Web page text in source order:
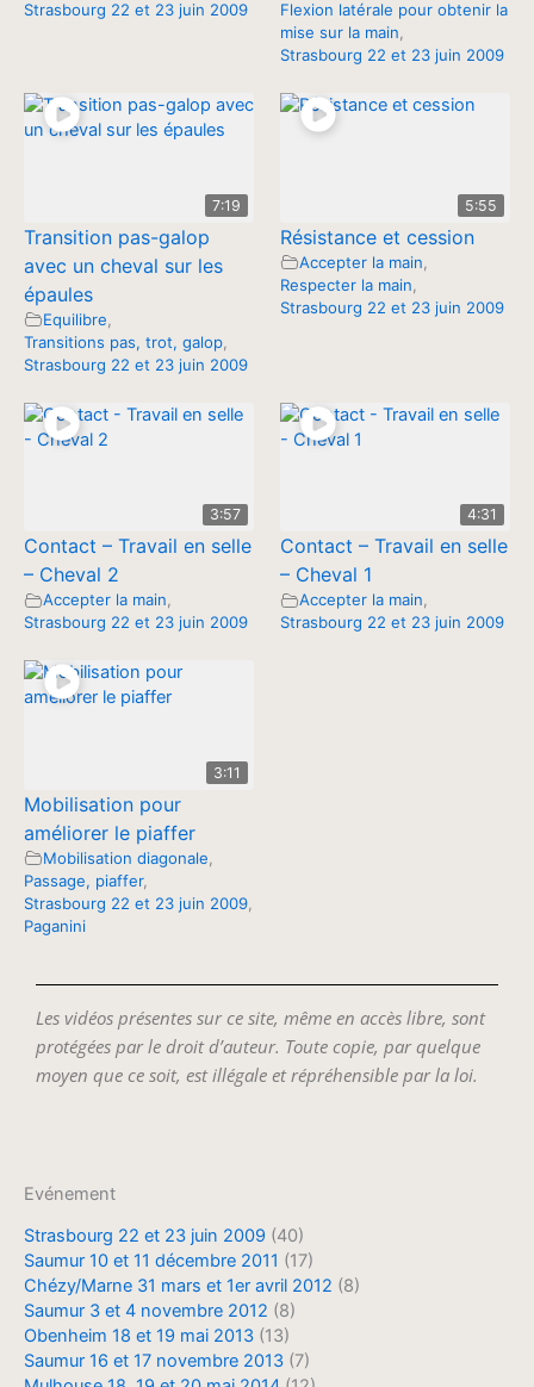
Evénement
Strasbourg 22 et 23 juin 2009 (40)
Saumur 10 et 11 décembre 2011 (17)
Chézy/Marne 31 mars et 1er avril 2012 (8)
Saumur 3 et 4 novembre 2012 (8)
Obenheim 18 et 19 mai 2013 (13)
Saumur 16 et 17 novembre 2013 (7)
Strasbourg 22 et 23 juin 2009
Flexion latérale pour obtenir la
mise sur la main,
Strasbourg 22 et 23 juin 2009
7:19
Transition pas-galop
avec un cheval sur les
épaules
Equilibre
Transitions pas, trot, galop
Strasbourg 22 et 23 juin 2009
5:55
Résistance et cession
Accepter la main
Respecter la main
Strasbourg 22 et 23 juin 2009
3:57
Contact – Travail en selle
– Cheval 2
Accepter la main
Strasbourg 22 et 23 juin 2009
4:31
Contact – Travail en selle
– Cheval 1
Accepter la main
Strasbourg 22 et 23 juin 2009
3:11
Mobilisation pour
améliorer le piaffer
Mobilisation diagonale
Passage, piaffer,
Strasbourg 22 et 23 juin 2009
Paganini
Les vidéos présentes sur ce site, même en accès libre, sont
protégées par le droit d’auteur. Toute copie, par quelque
moyen que ce soit, est illégale et répréhensible par la loi.